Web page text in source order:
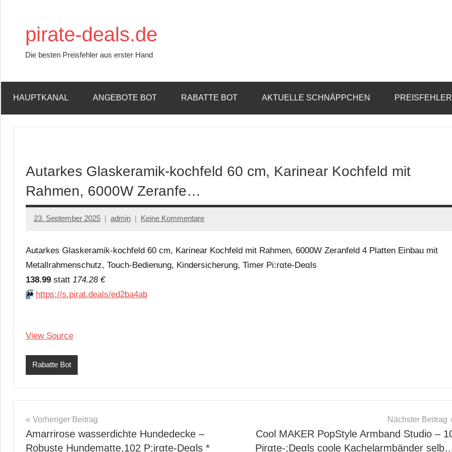
springenpirate-deals.de
Die besten Preisfehler aus erster Hand
HAUPTKANAL ANGEBOTE BOT RABATTE BOT AKTUELLE SCHNÄPPCHEN
Autarkes Glaskeramik-kochfeld 60 cm, Karinear Kochfeld mit
Rahmen, 6000W Zeranfe…
23. September 2025 admin Keine Kommentare
Autarkes Glaskeramik-kochfeld 60 cm, Karinear Kochfeld mit Rahmen, 6000W Zeranfeld 4 Platten Einbau mit
Metallrahmenschutz, Touch-Bedienung, Kindersicherung, Timer Pi:rαtе-Dеαls
138.99 statt 174.28 €
⏩️ https://s.pirat.deals/ed2ba4ab
View Source
Rabatte Bot
Beitragsnavigation
Vorheriger Beitrag
Amarrirose wasserdichte Hundedecke –
Robuste Hundematte,102 P;irαtе-Dеαls *
Nächster Beitrag
Cool MAKER PopStyle Armband Studio –
Pirαtе-;Dеαls coole Kachelarmbänder